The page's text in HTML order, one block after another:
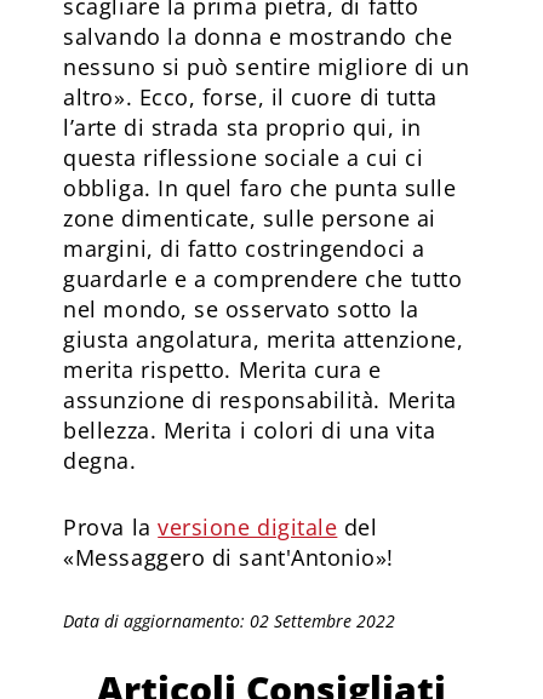
salvando la donna e mostrando che
nessuno si può sentire migliore di un
altro». Ecco, forse, il cuore di tutta
l’arte di strada sta proprio qui, in
questa riflessione sociale a cui ci
obbliga. In quel faro che punta sulle
zone dimenticate, sulle persone ai
margini, di fatto costringendoci a
guardarle e a comprendere che tutto
nel mondo, se osservato sotto la
giusta angolatura, merita attenzione,
merita rispetto. Merita cura e
assunzione di responsabilità. Merita
bellezza. Merita i colori di una vita
degna.
Prova laversione digitale del
«Messaggero di sant'Antonio»!
Data di aggiornamento: 02 Settembre 2022
Articoli Consigliati